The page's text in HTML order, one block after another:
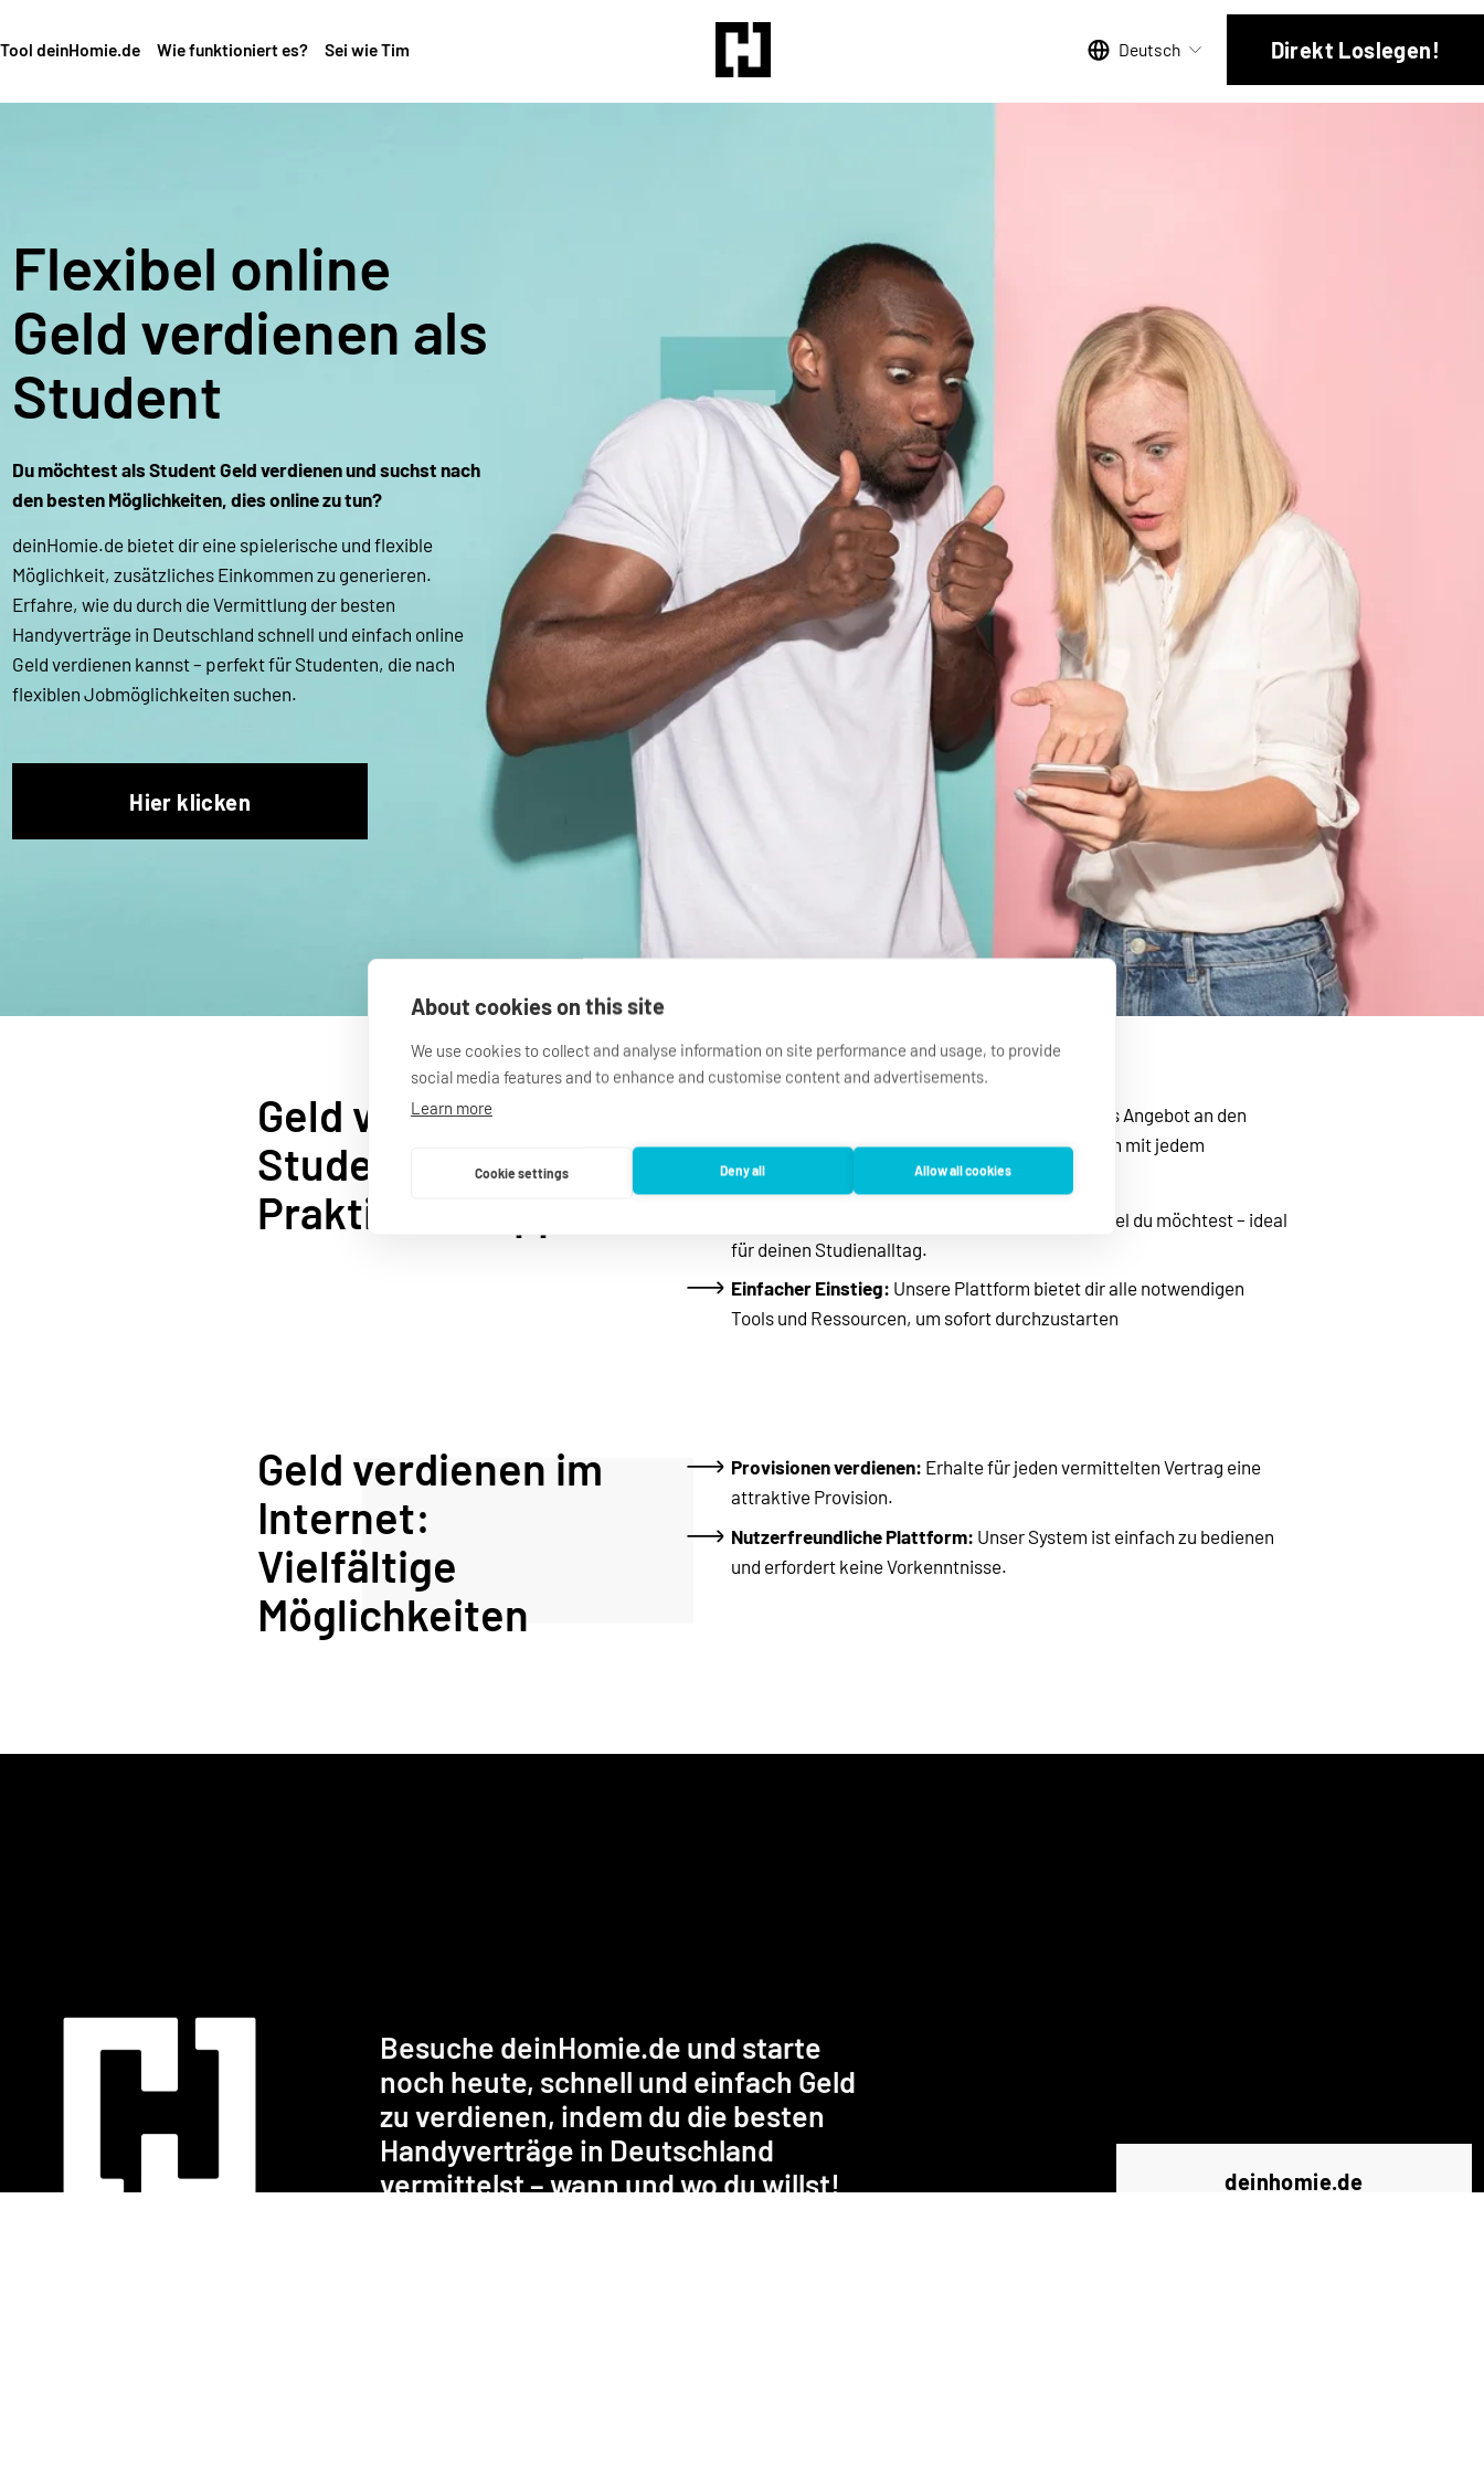
About cookies on this site
We use cookies to collect and analyse information on site performance and usage, to provide
social media features and to enhance and customise content and advertisements.
Learn more
Cookie settings Deny all Allow all cookies
Tool deinHomie.de Wie funktioniert es? Sei wie Tim Deutsch Direkt Loslegen!
Flexibel online
Geld verdienen als
Student
Du möchtest als Student Geld verdienen und suchst nach
den besten Möglichkeiten, dies online zu tun?
deinHomie.de bietet dir eine spielerische und flexible
Möglichkeit, zusätzliches Einkommen zu generieren.
Erfahre, wie du durch die Vermittlung der besten
Handyverträge in Deutschland schnell und einfach online
Geld verdienen kannst – perfekt für Studenten, die nach
flexiblen Jobmöglichkeiten suchen.
Hier klicken
Geld verdienen als
Student:
Praktische Tipps
Nutze unser riesiges Angebot an den
besten Handyverträgen und verdiene Provisionen mit jedem
abgeschlossenen Vertrag.
Arbeite, wann und wie viel du möchtest – ideal
für deinen Studienalltag.
Einfacher Einstieg: Unsere Plattform bietet dir alle notwendigen
Tools und Ressourcen, um sofort durchzustarten
Geld verdienen im
Internet:
Vielfältige
Möglichkeiten
Provisionen verdienen: Erhalte für jeden vermittelten Vertrag eine
attraktive Provision.
Nutzerfreundliche Plattform: Unser System ist einfach zu bedienen
und erfordert keine Vorkenntnisse.
Besuche deinHomie.de und starte
noch heute, schnell und einfach Geld
zu verdienen, indem du die besten
Handyverträge in Deutschland
vermittelst – wann und wo du willst!
deinhomie.de